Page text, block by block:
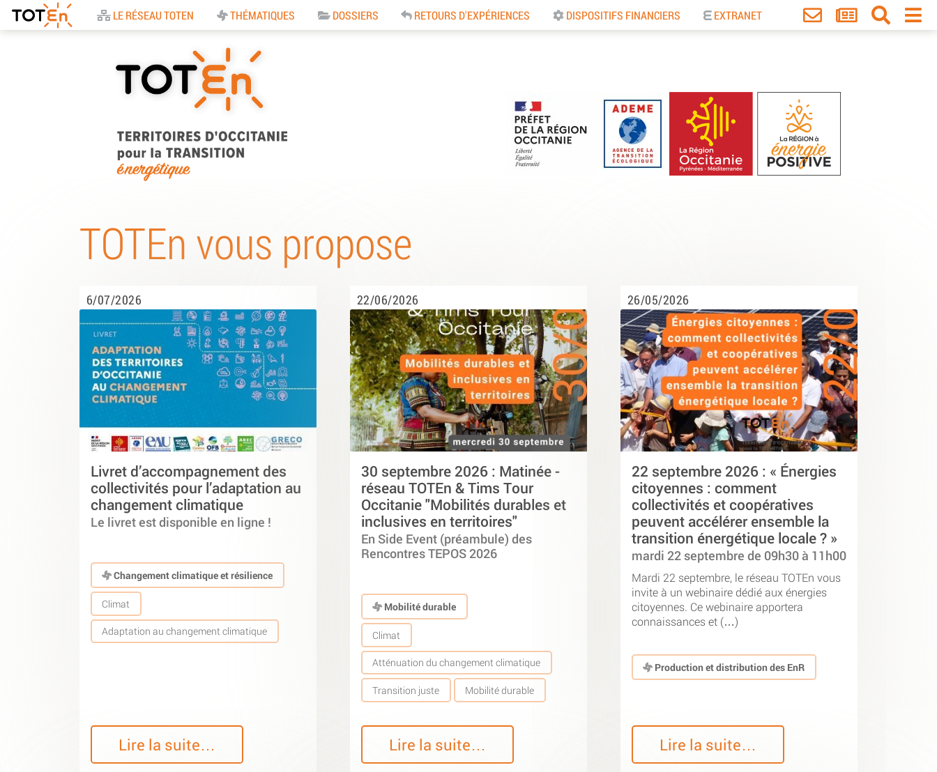
Accueil
LE RÉSEAU TOTEN THÉMATIQUES DOSSIERS RETOURS D'EXPÉRIENCES DISPOSITIFS FINANCIERS EXTRANET
Territoires d’Occitanie
pour la Transition
Energétique
TOTEn vous propose
6/07/2026
Livret d’accompagnement des
collectivités pour l’adaptation au
changement climatique
Le livret est disponible en ligne !
Changement climatique et résilience
Climat
Adaptation au changement climatique
Lire la suite…
22/06/2026
30 septembre 2026 : Matinée -
réseau TOTEn & Tims Tour
Occitanie "Mobilités durables et
inclusives en territoires"
En Side Event (préambule) des
Rencontres TEPOS 2026
Mobilité durable
Climat
Atténuation du changement climatique
Transition juste Mobilité durable
Lire la suite…
26/05/2026
22 septembre 2026 : « Énergies
citoyennes : comment
collectivités et coopératives
peuvent accélérer ensemble la
transition énergétique locale ? »
mardi 22 septembre de 09h30 à 11h00
Mardi 22 septembre, le réseau TOTEn vous
invite à un webinaire dédié aux énergies
citoyennes. Ce webinaire apportera
connaissances et (…)
Production et distribution des EnR
Lire la suite…